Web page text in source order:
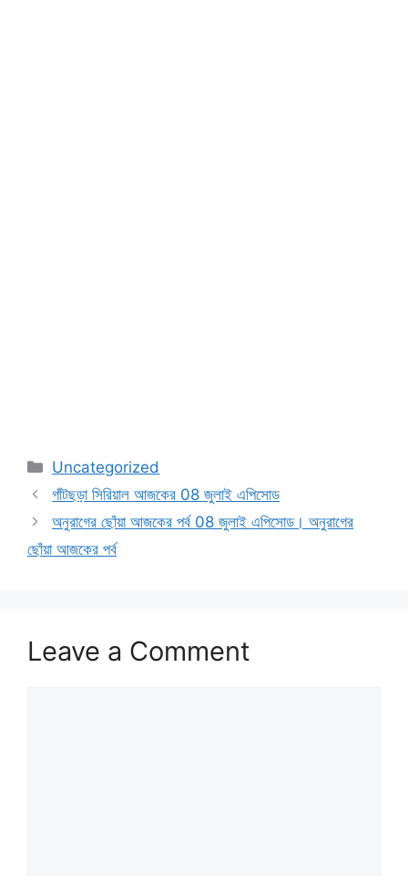
Categories
Uncategorized
গাঁটছড়া সিরিয়াল আজকের 08 জুলাই এপিসোড
অনুরাগের ছোঁয়া আজকের পর্ব 08 জুলাই এপিসোড। অনুরাগের
ছোঁয়া আজকের পর্ব
Leave a Comment